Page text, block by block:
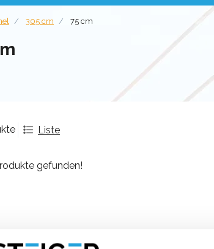
305 cm 75 cm
Liste
gefunden!